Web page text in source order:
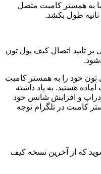
به همستر کامبت متصل
طول بکشد.
بر تایید اتصال کیف پول تون
خود را به همستر کامبت
هستید. به یاد داشته
و افزایش شانس خود
کامبت در تلگرام توجه
که از آخرین نسخه کیف